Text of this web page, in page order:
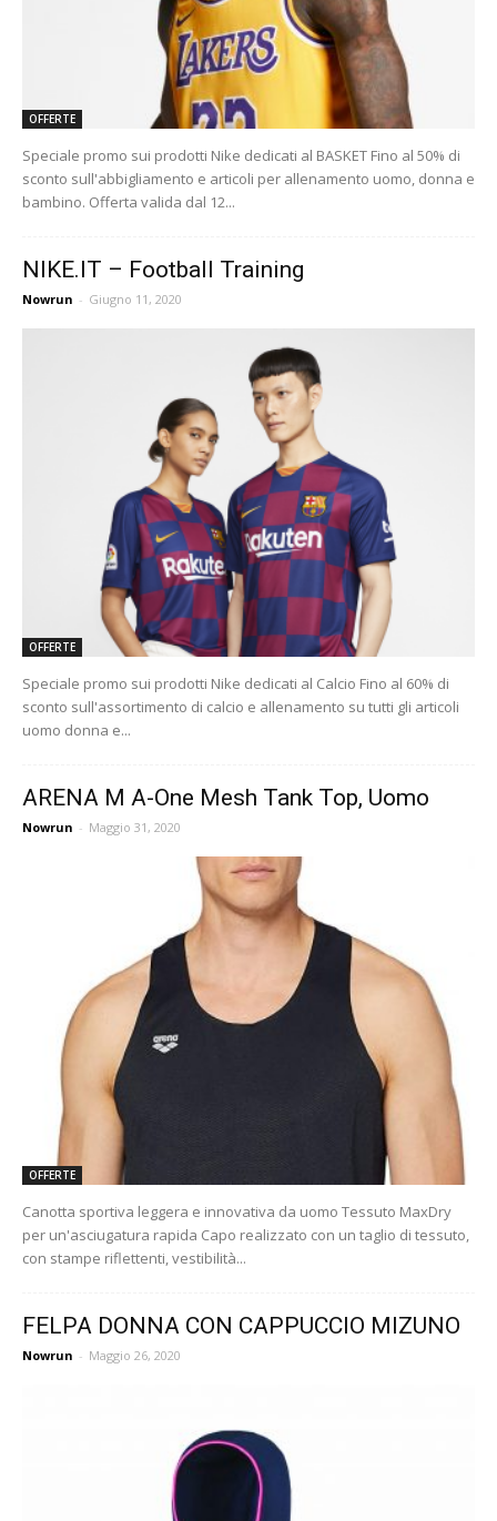
OFFERTE
Speciale promo sui prodotti Nike dedicati al BASKET Fino al 50% di
sconto sull'abbigliamento e articoli per allenamento uomo, donna e
bambino. Offerta valida dal 12...
NIKE.IT – Football Training
Nowrun - Giugno 11, 2020
OFFERTE
Speciale promo sui prodotti Nike dedicati al Calcio Fino al 60% di
sconto sull'assortimento di calcio e allenamento su tutti gli articoli
uomo donna e...
ARENA M A-One Mesh Tank Top, Uomo
Nowrun - Maggio 31, 2020
OFFERTE
Canotta sportiva leggera e innovativa da uomo Tessuto MaxDry
per un'asciugatura rapida Capo realizzato con un taglio di tessuto,
con stampe riflettenti, vestibilità...
FELPA DONNA CON CAPPUCCIO MIZUNO
Nowrun - Maggio 26, 2020